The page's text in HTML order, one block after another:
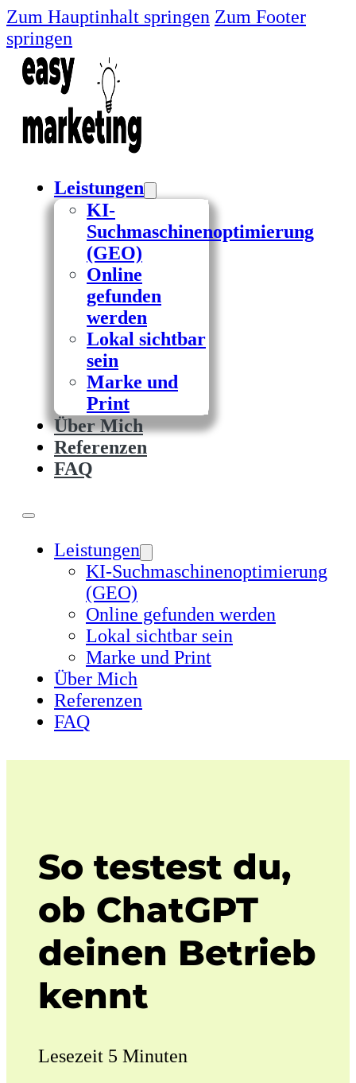
Zum Hauptinhalt springen Zum Footer
springen
Leistungen
KI-
Suchmaschinenoptimierung
(GEO)
Online
gefunden
werden
Lokal sichtbar
sein
Marke und
Print
Über Mich
Referenzen
FAQ
Leistungen
KI-Suchmaschinenoptimierung
(GEO)
Online gefunden werden
Lokal sichtbar sein
Marke und Print
Über Mich
Referenzen
FAQ
So testest du,
ob ChatGPT
deinen Betrieb
kennt
Lesezeit 5 Minuten